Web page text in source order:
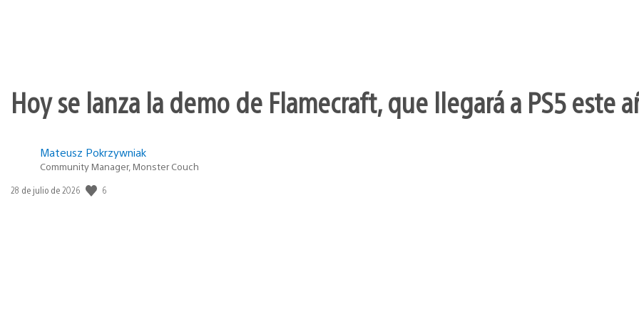
Hoy se lanza la demo de Flamecraft, que llegará a PS5 este
Mateusz Pokrzywniak
Community Manager, Monster Couch
Fecha
28 de julio de 2026 6